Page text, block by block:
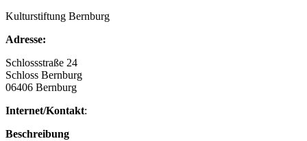
Kulturstiftung Bernburg
Adresse:
Schlossstraße 24
Schloss Bernburg
06406 Bernburg
Internet/Kontakt:
Beschreibung